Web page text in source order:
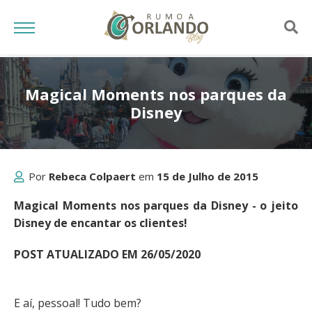
Magical Moments nos parques da
Disney
Por Rebeca Colpaert em 15 de Julho de 2015
Magical Moments nos parques da Disney - o jeito
Disney de encantar os clientes!
POST ATUALIZADO EM 26/05/2020
E aí, pessoal! Tudo bem?